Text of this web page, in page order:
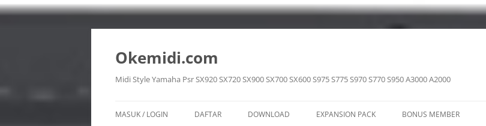
Langsung
Okemidi.com
Midi Style Yamaha Psr SX920 SX720 SX900 SX700 SX600 S975 S775 S970 S770 S950 A3000 A2000
MASUK / LOGIN DAFTAR DOWNLOAD EXPANSION PACK BONUS MEMBER